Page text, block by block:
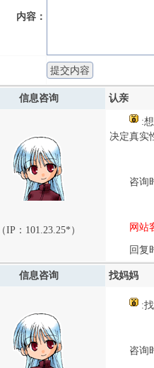
内容：
信息咨询 认亲
（IP： 101.23.25* ）
:
决定真实
咨询
网站
回复
信息咨询 找妈妈
:
咨询